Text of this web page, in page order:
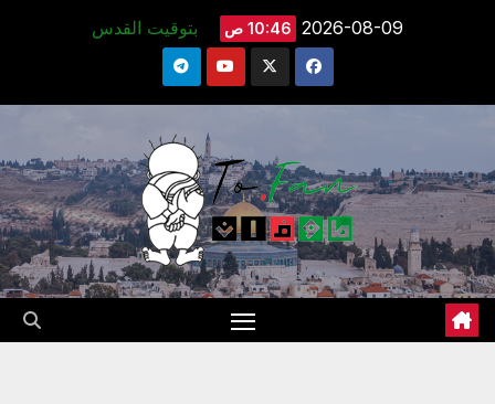
2026-08-09 10:46 ص بتوقيت القدس